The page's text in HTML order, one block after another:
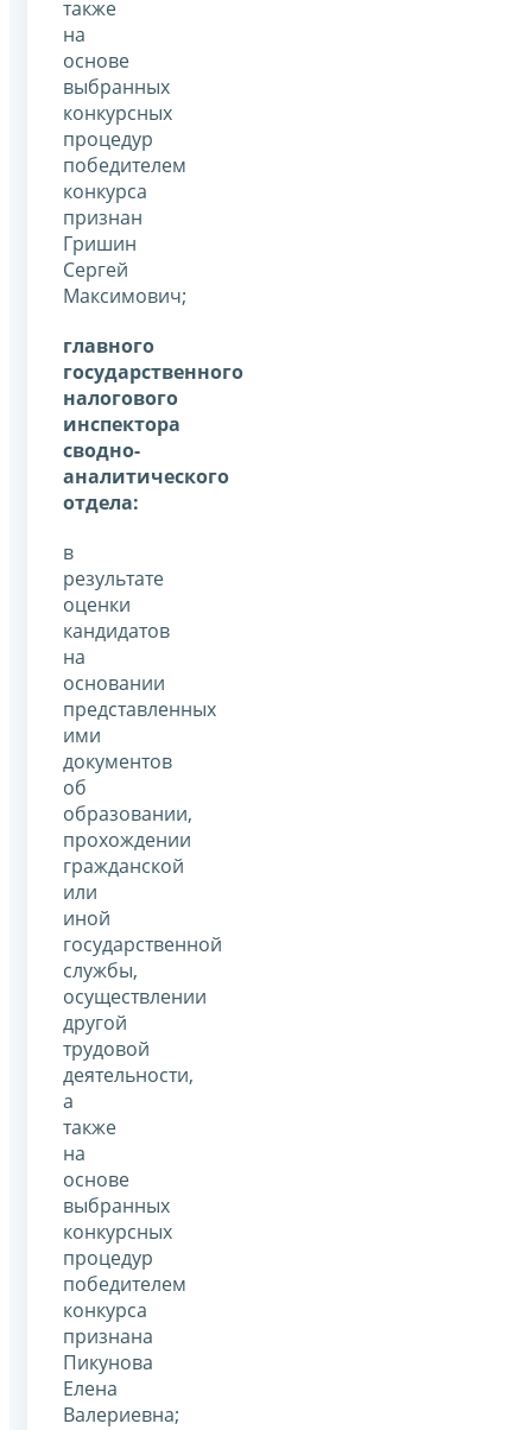
также
на
основе
выбранных
конкурсных
процедур
победителем
конкурса
признан
Гришин
Сергей
Максимович;
главного
государственного
налогового
инспектора
сводно-
аналитического
отдела:
в
результате
оценки
кандидатов
на
основании
представленных
ими
документов
об
образовании,
прохождении
гражданской
или
иной
государственной
службы,
осуществлении
другой
трудовой
деятельности,
а
также
на
основе
выбранных
конкурсных
процедур
победителем
конкурса
признана
Пикунова
Елена
Валериевна;